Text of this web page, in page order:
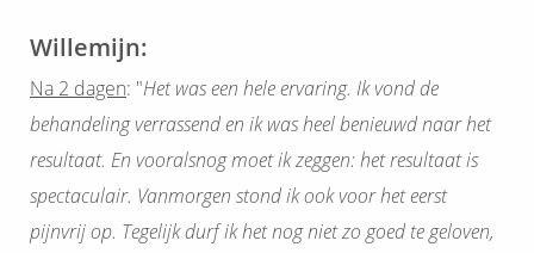
Willemijn:
Na 2 dagen: "Het was een hele ervaring. Ik vond de
behandeling verrassend en ik was heel benieuwd naar het
resultaat. En vooralsnog moet ik zeggen: het resultaat is
spectaculair. Vanmorgen stond ik ook voor het eerst
pijnvrij op. Tegelijk durf ik het nog niet zo goed te geloven,